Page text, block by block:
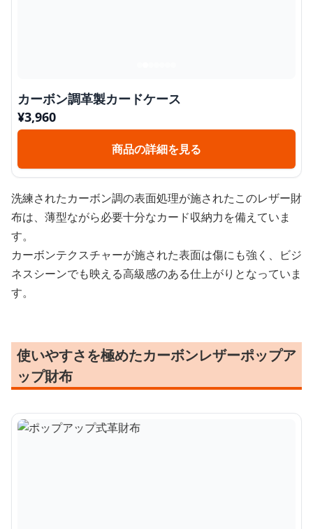
カーボン調革製カードケース
¥3,960
商品の詳細を見る
洗練されたカーボン調の表面処理が施されたこのレザー財
布は、薄型ながら必要十分なカード収納力を備えていま
す。
カーボンテクスチャーが施された表面は傷にも強く、ビジ
ネスシーンでも映える高級感のある仕上がりとなっていま
す。
使いやすさを極めたカーボンレザーポップア
ップ財布